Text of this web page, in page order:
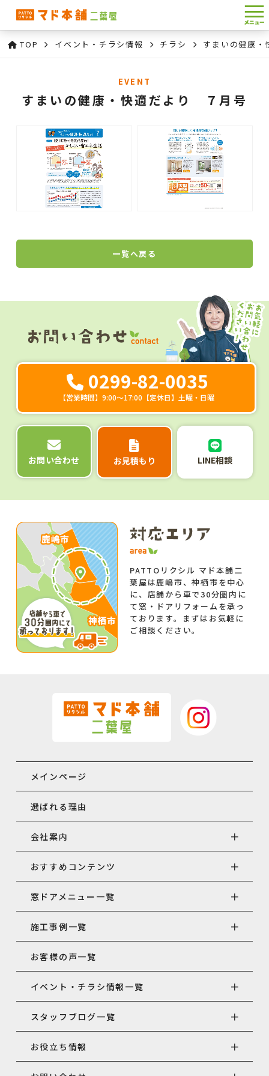
TOP イベント・チラシ情報 チラシ すまいの健康
EVENT
すまいの健康・快適だより ７月号
一覧へ戻る
0299-82-0035
【営業時間】9:00～17:00【定休日】土曜・日曜
お問い合わせ お見積もり LINE相談
PATTOリクシル マド本舗二
葉屋は鹿嶋市、神栖市を中心
に、店舗から車で30分圏内に
て窓・ドアリフォームを承っ
ております。まずはお気軽に
ご相談ください。
メインページ
選ばれる理由
会社案内
おすすめコンテンツ
窓ドアメニュー一覧
施工事例一覧
お客様の声一覧
イベント・チラシ情報一覧
スタッフブログ一覧
お役立ち情報